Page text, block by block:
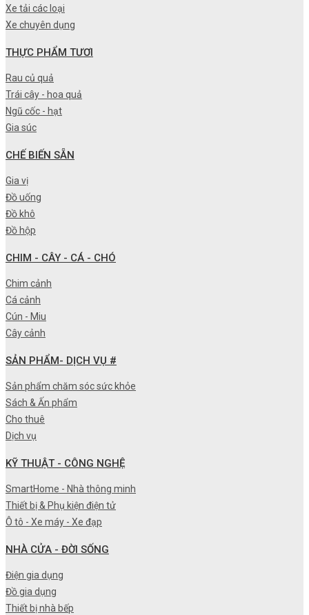
Xe tải các loại
Xe chuyên dụng
THỰC PHẨM TƯƠI
Rau củ quả
Trái cây - hoa quả
Ngũ cốc - hạt
Gia súc
CHẾ BIẾN SẴN
Gia vị
Đồ uống
Đồ khô
Đồ hộp
CHIM - CÂY - CÁ - CHÓ
Chim cảnh
Cá cảnh
Cún - Miu
Cây cảnh
SẢN PHẨM- DỊCH VỤ #
Sản phẩm chăm sóc sức khỏe
Sách & Ấn phẩm
Cho thuê
Dịch vụ
KỸ THUẬT - CÔNG NGHỆ
SmartHome - Nhà thông minh
Thiết bị & Phụ kiện điện tử
Ô tô - Xe máy - Xe đạp
NHÀ CỬA - ĐỜI SỐNG
Điện gia dụng
Đồ gia dụng
Thiết bị nhà bếp